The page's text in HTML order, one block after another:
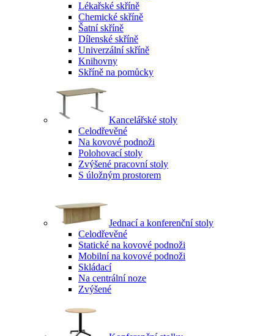
Lékařské skříně
Chemické skříně
Šatní skříně
Dílenské skříně
Univerzální skříně
Knihovny
Skříně na pomůcky
Kancelářské stoly
Celodřevěné
Na kovové podnoži
Polohovací stoly
Zvýšené pracovní stoly
S úložným prostorem
Jednací a konferenční stoly
Celodřevěné
Statické na kovové podnoži
Mobilní na kovové podnoži
Skládací
Na centrální noze
Zvýšené